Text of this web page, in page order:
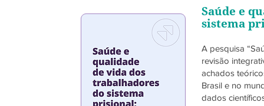
Saúde e
sistema
A pesquisa
revisão
achados
Brasil e no
dados